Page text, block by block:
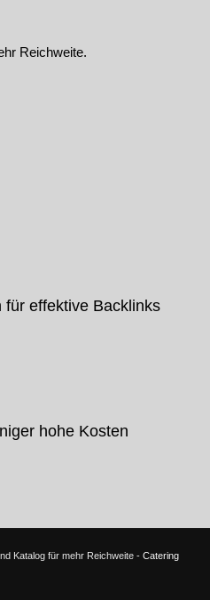
Reichweite.
effektive Backlinks
hohe Kosten
Katalog für mehr Reichweite - Catering